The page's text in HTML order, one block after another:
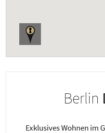
Berlin
Exklusives Wohnen im